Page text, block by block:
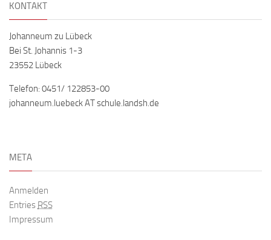
KONTAKT
Johanneum zu Lübeck
Bei St. Johannis 1-3
23552 Lübeck
Telefon: 0451/ 122853-00
johanneum.luebeck AT schule.landsh.de
META
Anmelden
Entries RSS
Impressum